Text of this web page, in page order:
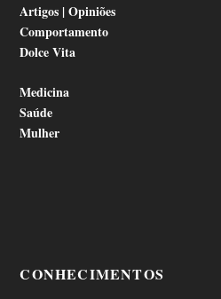
Artigos | Opiniões
Comportamento
Dolce Vita
Medicina
Saúde
Mulher
CONHECIMENTOS